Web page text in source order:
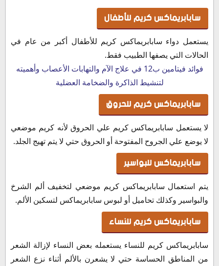
سابابريماكس كريم للأطفال
يستعمل دواء سابابريماكس كريم للأطفال أكبر من عام في
الحالات التي يصفها الطبيب فقط.
فوائد فيتامين ب12 في علاج الآم والتهابات الأعصاب وأهميته
لتنشيط الذاكرة والضخامة العضلية
سابابريماكس كريم للحروق
لا يستعمل سابابريماكس كريم علي الحروق لأنه كريم موضعي
لا يوضع علي الجروح المفتوحة أو الحروق حتي لا يتم تهيج الجلد.
سابابريماكس للبواسير
يتم استعمال سابابريماكس كريم موضعي لتخفيف ألم الشرخ
والبواسير وكذلك تحاميل أو لبوس سابابريماكس لتسكين الألم.
سابابريماكس كريم للنساء
سابابريماكس كريم للنساء يستعمله بعض النساء لإزالة الشعر
من المناطق الحساسة حتي لا يشعرن بالألم أثناء نزع الشعر